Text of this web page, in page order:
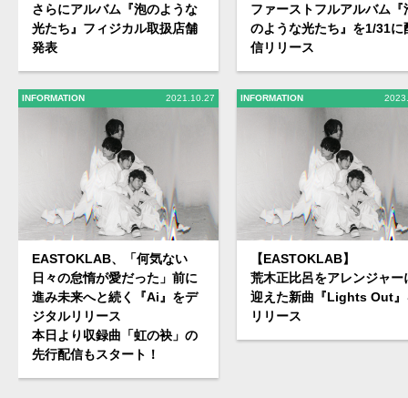
さらにアルバム『泡のような
光たち』フィジカル取扱店舗
発表
INFORMATION 2021.10.27
EASTOKLAB、「何気ない
日々の怠惰が愛だった」前に
進み未来へと続く『Ai』をデ
ジタルリリース
本日より収録曲「虹の袂」の
先行配信もスタート！
ファーストフルアルバム『
のような光たち』を1/31に
信リリース
INFORMATION
【EASTOKLAB】
荒木正比呂をアレンジャー
迎えた新曲『Lights Out』
リリース